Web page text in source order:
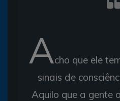
Acho que ele
sinais de
Aquilo que a gente